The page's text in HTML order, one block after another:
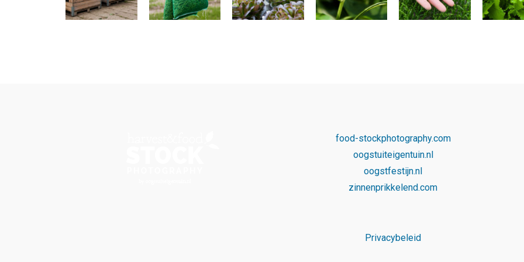
food-stockphotography.com
oogstuiteigentuin.nl
oogstfestijn.nl
zinnenprikkelend.com
Privacybeleid